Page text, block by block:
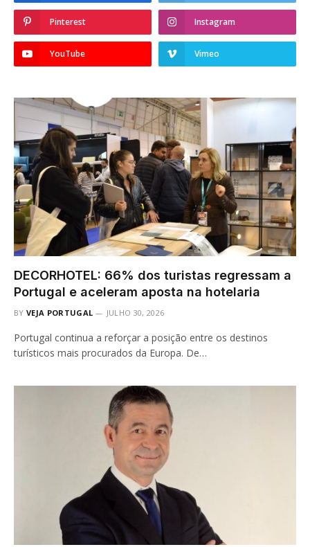
Pinterest Instagram
YouTube Vimeo
DECORHOTEL: 66% dos turistas regressam a
Portugal e aceleram aposta na hotelaria
BY VEJA PORTUGAL JULHO 30, 2026
Portugal continua a reforçar a posição entre os destinos
turísticos mais procurados da Europa. De…